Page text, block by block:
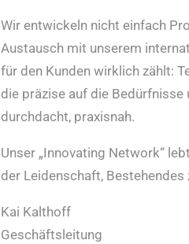
Wir entwickeln nicht einfach
Austausch mit unserem
für den Kunden wirklich zählt:
die präzise auf die
durchdacht, praxisnah.
Unser „Innovating Network“
der Leidenschaft,
Kai Kalthoff
Geschäftsleitung